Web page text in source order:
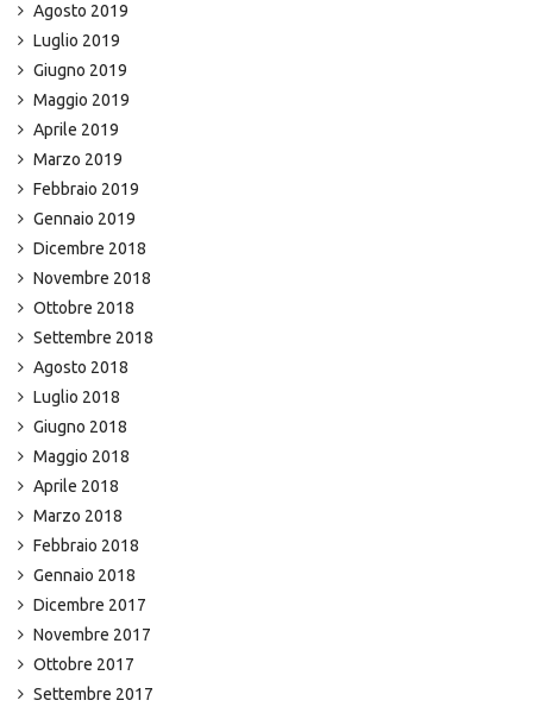
Agosto 2019
Luglio 2019
Giugno 2019
Maggio 2019
Aprile 2019
Marzo 2019
Febbraio 2019
Gennaio 2019
Dicembre 2018
Novembre 2018
Ottobre 2018
Settembre 2018
Agosto 2018
Luglio 2018
Giugno 2018
Maggio 2018
Aprile 2018
Marzo 2018
Febbraio 2018
Gennaio 2018
Dicembre 2017
Novembre 2017
Ottobre 2017
Settembre 2017